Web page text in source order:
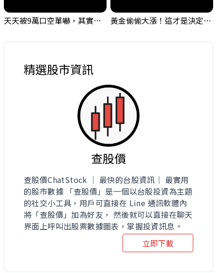
天天被9萬口空單嚇，其實你盯錯地方了｜Mr.Jimmy高志銘 #台股 #外資期貨 #融資 黃金偷偷大漲！這才是決定台股生死的「真風向球」！｜Mr.Jimmy高志銘 #黃金 #美元指數 #聯準會
精選股市資訊
查股價
查股價ChatStock ｜ 最快的台股資訊｜ 最實用
的股市數據 「查股價」是一個以台股投資為主題
的社交小工具，用戶可直接在 Line 通訊軟體內
將「查股價」加為好友， 然後就可以直接在聊天
界面上呼叫出股票數據圖表，掌握投資訊息。
立即下載